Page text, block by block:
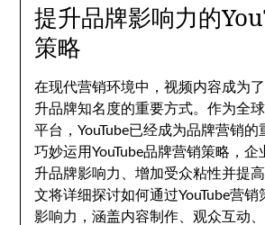
提升品牌影响力的
策略
在现代营销环境中，视频内容成为
升品牌知名度的重要方式。作为全
平台，YouTube已经成为品牌营销的
巧妙运用YouTube品牌营销策略，企
升品牌影响力、增加受众粘性并提
文将详细探讨如何通过YouTube营
影响力，涵盖内容制作、观众互动